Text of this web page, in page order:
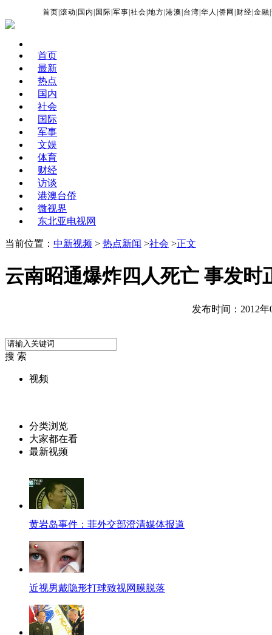
首页 |滚动 国内 国际 |军事 |社会 |地方 |港澳 台湾 |华人 |侨网 财经 |金融 |
首页
最新
热点
国内
社会
国际
军事
文娱
体育
财经
访谈
港澳台侨
微视界
东北亚电视网
当前位置： 中新视频 > 热点新闻 >社会 >正文
云南昭通爆炸四人死亡 事发时
发布时间：2012年
搜 索
视频
分类浏览
大家都在看
最新视频
黄岩岛事件：菲外交部澄清媒体报道
近视男戴隐形打球致视网膜脱落